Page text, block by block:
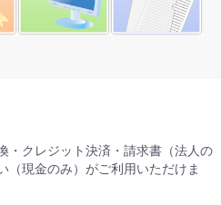
奈川県海老名市へヤマト
店祝い用スタンド花のご注
に配達いたしました。
社式用アレンジメントのご
・クレジット決済・請求書（法人の
（現金のみ）がご利用いただけま